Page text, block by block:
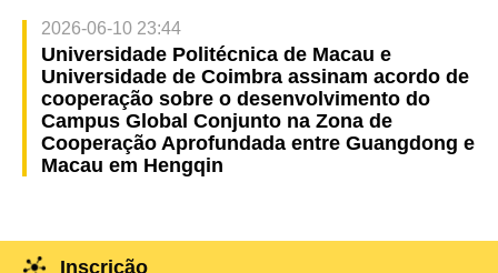
2026-06-10 23:44
Universidade Politécnica de Macau e
Universidade de Coimbra assinam acordo de
cooperação sobre o desenvolvimento do
Campus Global Conjunto na Zona de
Cooperação Aprofundada entre Guangdong e
Macau em Hengqin
Inscrição